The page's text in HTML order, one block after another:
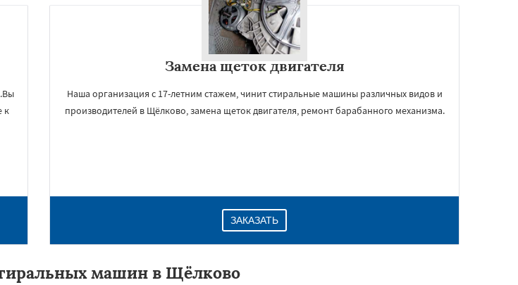
к
Замена щеток двигателя
Наша организация с 17-летним стажем, чинит стиральные машины различных видов и
производителей в Щёлково, замена щеток двигателя, ремонт барабанного механизма.
ЗАКАЗАТЬ
машин в Щёлково